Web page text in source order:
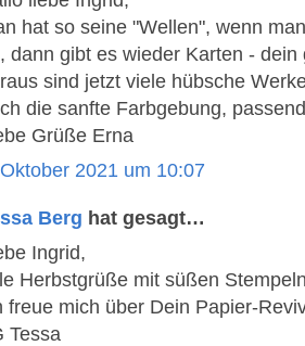
hat so seine "Wellen", wenn
dann gibt es wieder Karten - dein
sind jetzt viele hübsche
die sanfte Farbgebung,
Grüße Erna
2021 um 10:07
Berg hat gesagt…
Ingrid,
Herbstgrüße mit süßen
freue mich über Dein Papier-
Tessa